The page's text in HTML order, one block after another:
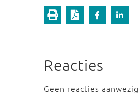
Reacties
Geen reacties aanwezig